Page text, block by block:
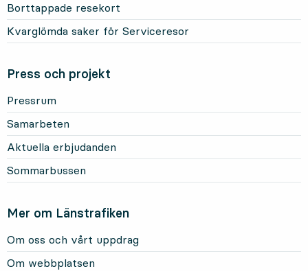
Borttappade resekort
Kvarglömda saker för Serviceresor
Press och projekt
Pressrum
Samarbeten
Aktuella erbjudanden
Sommarbussen
Mer om Länstrafiken
Om oss och vårt uppdrag
Om webbplatsen